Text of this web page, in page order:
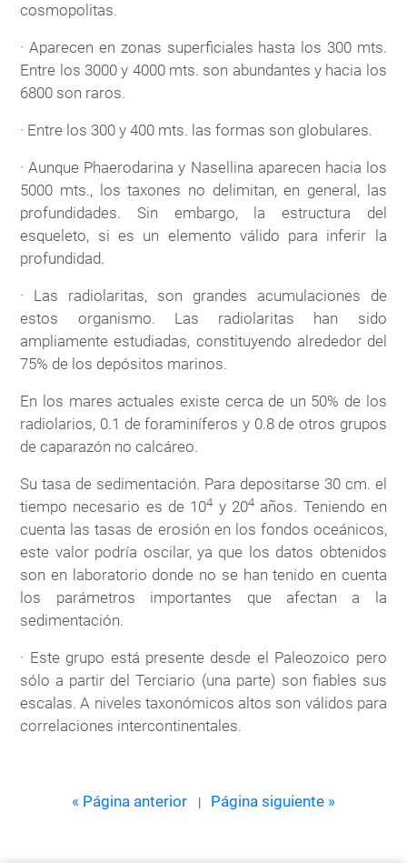
cosmopolitas.
· Aparecen en zonas superficiales hasta los 300 mts.
Entre los 3000 y 4000 mts. son abundantes y hacia los
6800 son raros.
· Entre los 300 y 400 mts. las formas son globulares.
· Aunque Phaerodarina y Nasellina aparecen hacia los
5000 mts., los taxones no delimitan, en general, las
profundidades. Sin embargo, la estructura del
esqueleto, si es un elemento válido para inferir la
profundidad.
· Las radiolaritas, son grandes acumulaciones de
estos organismo. Las radiolaritas han sido
ampliamente estudiadas, constituyendo alrededor del
75% de los depósitos marinos.
En los mares actuales existe cerca de un 50% de los
radiolarios, 0.1 de foraminíferos y 0.8 de otros grupos
de caparazón no calcáreo.
Su tasa de sedimentación. Para depositarse 30 cm. el
tiempo necesario es de 104 y 204años. Teniendo en
cuenta las tasas de erosión en los fondos oceánicos,
este valor podría oscilar, ya que los datos obtenidos
son en laboratorio donde no se han tenido en cuenta
los parámetros importantes que afectan a la
sedimentación.
· Este grupo está presente desde el Paleozoico pero
sólo a partir del Terciario (una parte) son fiables sus
escalas. A niveles taxonómicos altos son válidos para
correlaciones intercontinentales.
« Página anterior | Página siguiente »